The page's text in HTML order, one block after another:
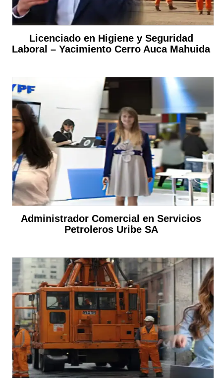
Licenciado en Higiene y Seguridad
Laboral – Yacimiento Cerro Auca Mahuida
Administrador Comercial en Servicios
Petroleros Uribe SA